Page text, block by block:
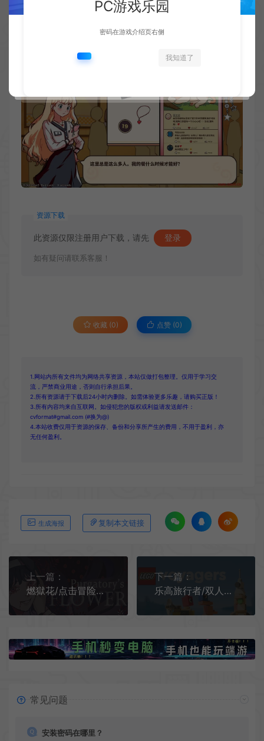
资源下载
此资源仅限注册用户下载，请先 登录
如有疑问请联系客服！
收藏 (0) 点赞 (0)
1.网站内所有文件均为网络共享资源，本站仅做打包整理。仅用于学习交
流，严禁商业用途，否则自行承担后果。
2.所有资源请于下载后24小时内删除。如需体验更多乐趣，请购买正版！
3.所有内容均来自互联网。如侵犯您的版权或利益请发送邮件：
cvformat#gmail.com (#换为@)
4.本站收费仅用于资源的保存、备份和分享所产生的费用，不用于盈利，亦
无任何盈利。
生成海报 复制本文链接
上一篇：
燃獄花/点击冒险解密游戏 Purgatory’s Flower 下载
下一篇：
乐高旅行者/双人合作冒险游戏 LEGO Voyagers 下载
常见问题
安装密码在哪里？
PC游戏乐园
密码在游戏介绍页右侧
我知道了